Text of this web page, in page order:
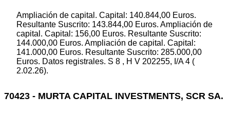
Ampliación de capital. Capital: 140.844,00 Euros.
Resultante Suscrito: 143.844,00 Euros. Ampliación de
capital. Capital: 156,00 Euros. Resultante Suscrito:
144.000,00 Euros. Ampliación de capital. Capital:
141.000,00 Euros. Resultante Suscrito: 285.000,00
Euros. Datos registrales. S 8 , H V 202255, I/A 4 (
2.02.26).
70423 - MURTA CAPITAL INVESTMENTS, SCR SA.